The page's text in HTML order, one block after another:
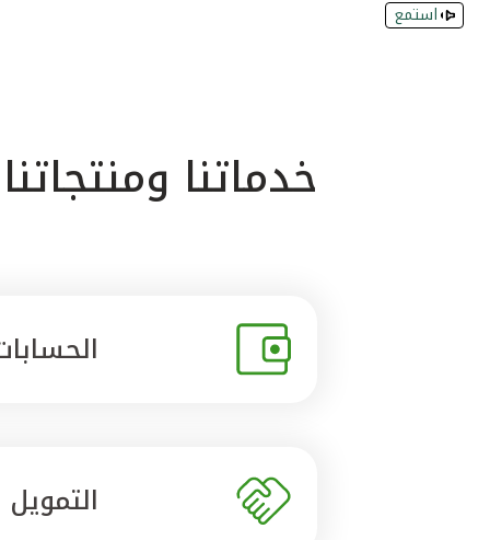
استمع
خدماتنا ومنتجاتنا
التمويل